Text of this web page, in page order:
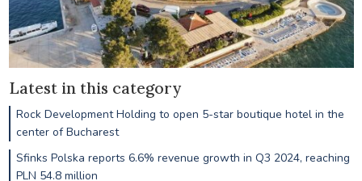
Latest in this category
Rock Development Holding to open 5-star boutique hotel in the
center of Bucharest
Sfinks Polska reports 6.6% revenue growth in Q3 2024, reaching
PLN 54.8 million